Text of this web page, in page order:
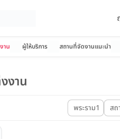
าน ผู้ให้บริการ สถานที่จัดงานแนะนำ
งาน
พระราม1 สถ